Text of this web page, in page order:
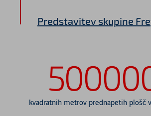
Predstavitev skupine
kvadratnih metrov prednapetih plošč